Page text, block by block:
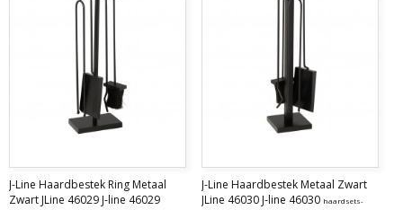
J-Line Haardbestek Ring Metaal
Zwart JLine 46029 J-line 46029
J-Line Haardbestek Metaal Zwart
JLine 46030 J-line 46030 haardsets-